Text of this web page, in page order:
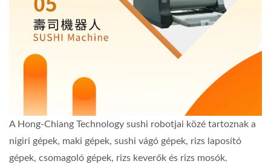
A Hong-Chiang Technology sushi robotjai közé tartoznak a
nigiri gépek, maki gépek, sushi vágó gépek, rizs laposító
gépek, csomagoló gépek, rizs keverők és rizs mosók.